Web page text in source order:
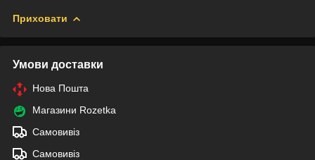
Приховати
Умови доставки
Нова Пошта
Магазини Rozetka
Самовивіз
Самовивіз